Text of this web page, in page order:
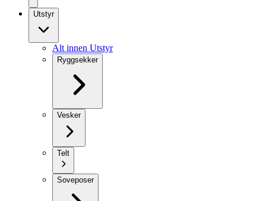
Utstyr
Alt innen Utstyr
Ryggsekker
Vesker
Telt
Soveposer